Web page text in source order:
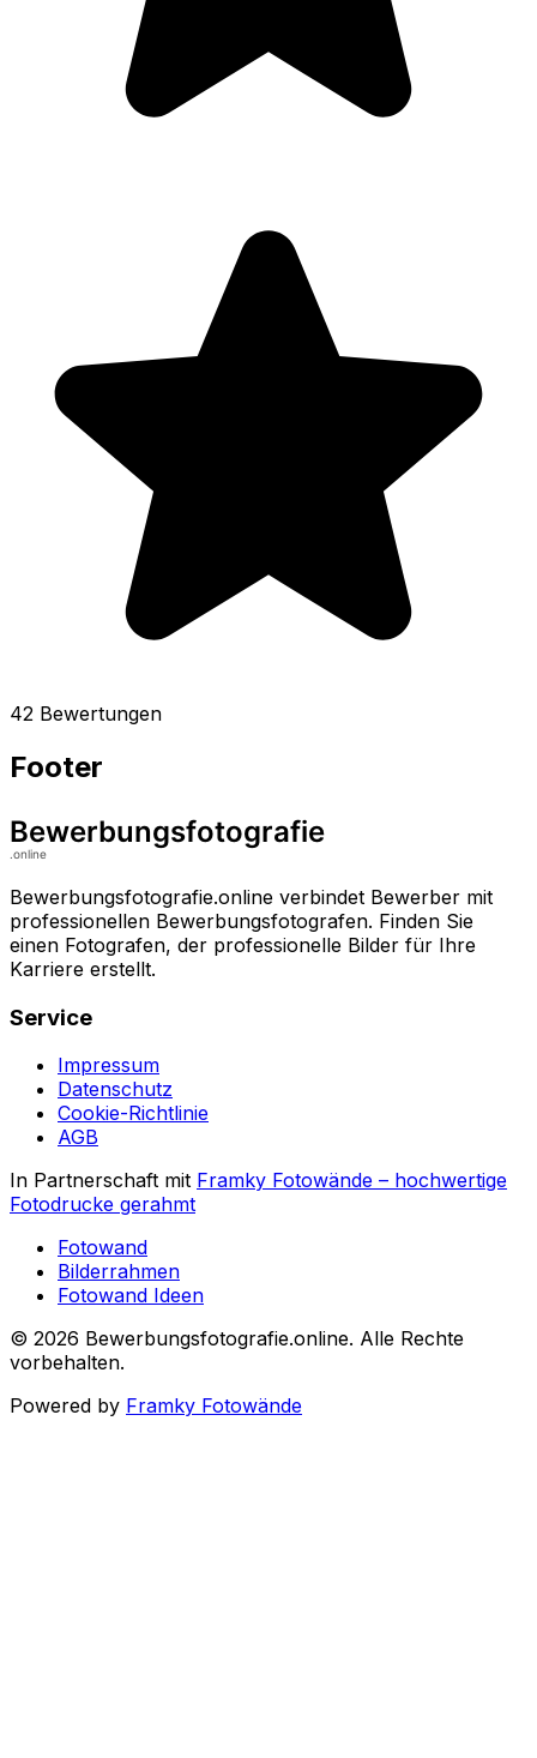
42 Bewertungen
Footer
Bewerbungsfotografie.online verbindet Bewerber mit
professionellen Bewerbungsfotografen. Finden Sie
einen Fotografen, der professionelle Bilder für Ihre
Karriere erstellt.
Service
Impressum
Datenschutz
Cookie-Richtlinie
AGB
In Partnerschaft mit Framky Fotowände – hochwertige
Fotodrucke gerahmt
Fotowand
Bilderrahmen
Fotowand Ideen
© 2026 Bewerbungsfotografie.online. Alle Rechte
vorbehalten.
Powered by Framky Fotowände